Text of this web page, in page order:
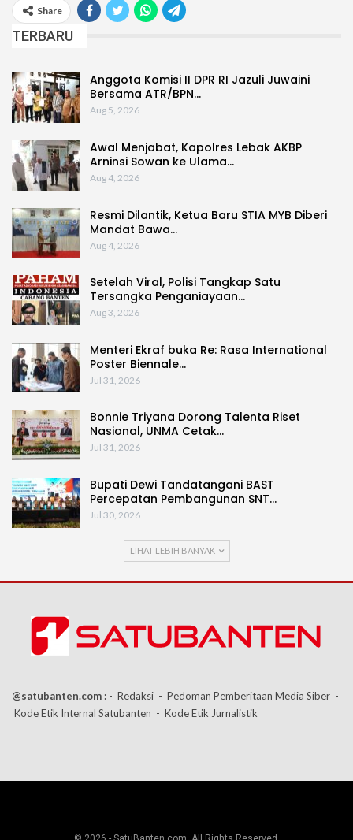
Share
TERBARU
Anggota Komisi II DPR RI Jazuli Juwaini
Bersama ATR/BPN…
Aug 5, 2026
Awal Menjabat, Kapolres Lebak AKBP
Arninsi Sowan ke Ulama…
Aug 4, 2026
Resmi Dilantik, Ketua Baru STIA MYB Diberi
Mandat Bawa…
Aug 4, 2026
Setelah Viral, Polisi Tangkap Satu
Tersangka Penganiayaan…
Aug 3, 2026
Menteri Ekraf buka Re: Rasa International
Poster Biennale…
Jul 31, 2026
Bonnie Triyana Dorong Talenta Riset
Nasional, UNMA Cetak…
Jul 31, 2026
Bupati Dewi Tandatangani BAST
Percepatan Pembangunan SNT…
Jul 30, 2026
LIHAT LEBIH BANYAK
@satubanten.com : - Redaksi - Pedoman Pemberitaan Media Siber -
Kode Etik Internal Satubanten - Kode Etik Jurnalistik